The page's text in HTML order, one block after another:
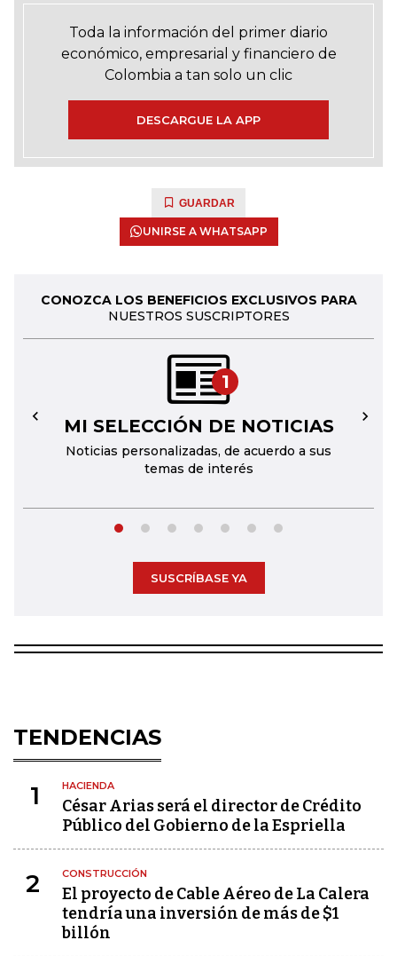
Toda la información del primer diario
económico, empresarial y financiero de
Colombia a tan solo un clic
DESCARGUE LA APP
GUARDAR
UNIRSE A WHATSAPP
CONOZCA LOS BENEFICIOS EXCLUSIVOS PARA
NUESTROS SUSCRIPTORES
1
MI SELECCIÓN DE NOTICIAS
Noticias personalizadas, de acuerdo a sus
temas de interés
← →
SUSCRÍBASE YA
TENDENCIAS
1 HACIENDA
César Arias será el director de Crédito
Público del Gobierno de la Espriella
2 CONSTRUCCIÓN
El proyecto de Cable Aéreo de La Calera
tendría una inversión de más de $1
billón